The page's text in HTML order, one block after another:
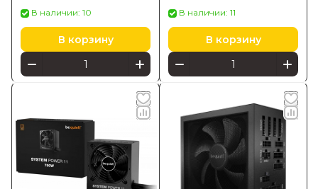
В наличии: 10
В корзину
В наличии: 11
В корзину